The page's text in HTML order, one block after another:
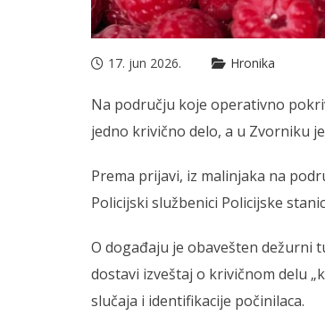
17. jun 2026. Hronika
Na području koje operativno
jedno krivično delo, a u Zvorniku
Prema prijavi, iz malinjaka na
Policijski službenici Policijske
O događaju je obavešten dežurni
dostavi izveštaj o krivičnom delu
slučaja i identifikacije počinilaca.